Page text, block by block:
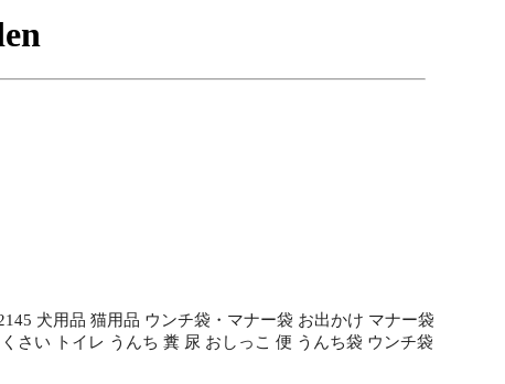
犬用品 猫用品 ウンチ袋・マナー袋 お出かけ マナー袋
さい トイレ うんち 糞 尿 おしっこ 便 うんち袋 ウンチ袋